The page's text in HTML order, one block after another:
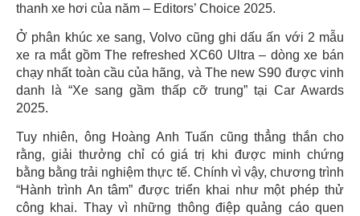
thanh xe hơi của năm – Editors’ Choice 2025.
Ở phân khúc xe sang, Volvo cũng ghi dấu ấn với 2 mẫu
xe ra mắt gồm The refreshed XC60 Ultra – dòng xe bán
chạy nhất toàn cầu của hãng, và The new S90 được vinh
danh là “Xe sang gầm thấp cỡ trung” tại Car Awards
2025.
Tuy nhiên, ông Hoàng Anh Tuấn cũng thẳng thắn cho
rằng, giải thưởng chỉ có giá trị khi được minh chứng
bằng bằng trải nghiệm thực tế. Chính vì vậy, chương trình
“Hành trình An tâm” được triển khai như một phép thử
công khai. Thay vì những thông điệp quảng cáo quen